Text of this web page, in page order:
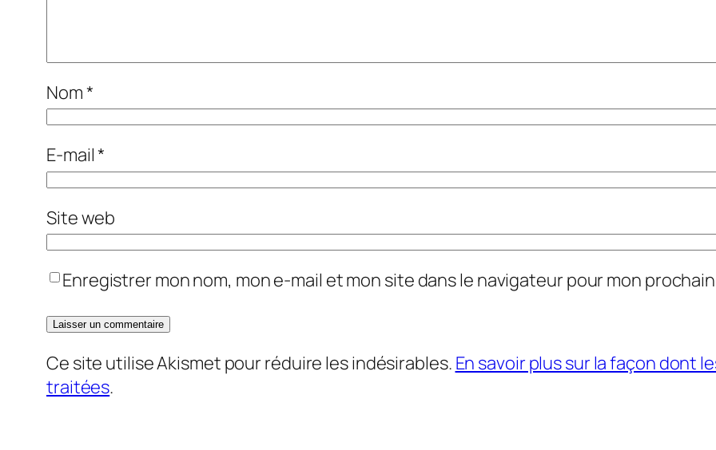
Nom*
E-mail*
Site web
Enregistrer mon nom, mon e-mail et mon site dans le navigateur pour mon
Ce site utilise Akismet pour réduire les indésirables. En savoir plus sur la façon dont
traitées.